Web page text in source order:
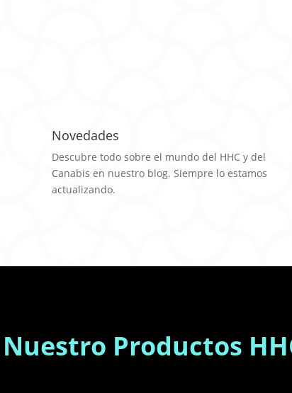
Novedades
Descubre todo sobre el mundo del HHC y del
Canabis en nuestro blog. Siempre lo estamos
actualizando.
Nuestro Productos